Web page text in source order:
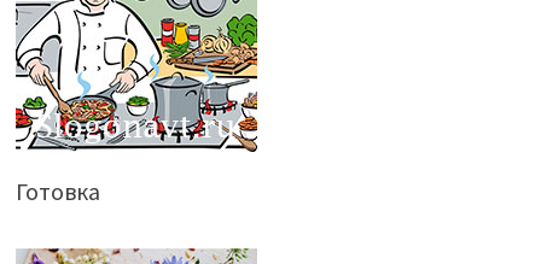
Готовка